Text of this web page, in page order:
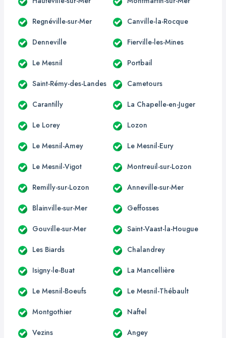
Regnéville-sur-Mer Canville-la-Rocque
Denneville Fierville-les-Mines
Le Mesnil Portbail
Saint-Rémy-des-Landes Cametours
Carantilly La Chapelle-en-Juger
Le Lorey Lozon
Le Mesnil-Amey Le Mesnil-Eury
Le Mesnil-Vigot Montreuil-sur-Lozon
Remilly-sur-Lozon Anneville-sur-Mer
Blainville-sur-Mer Geffosses
Gouville-sur-Mer Saint-Vaast-la-Hougue
Les Biards Chalandrey
Isigny-le-Buat La Mancellière
Le Mesnil-Boeufs Le Mesnil-Thébault
Montgothier Naftel
Vezins Angey